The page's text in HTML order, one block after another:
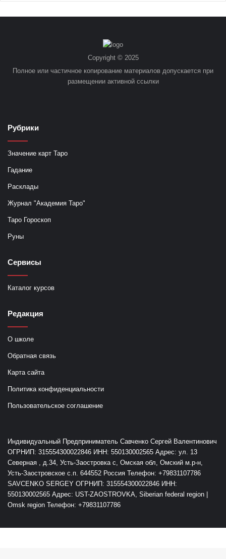
Copyright © 2025
Полное или частичное копирование материалов допускается при
размещении активной ссылки
Рубрики
Значение карт Таро
Гадание
Расклады
Журнал "Академия Таро"
Таро Гороскоп
Руны
Сервисы
Каталог курсов
Редакция
О школе
Обратная связь
Карта сайта
Политика конфиденциальности
Пользовательское соглашение
Индивидуальный Предприниматель Савченко Сергей Валентинович
ОГРНИП: 315554300022846 ИНН: 550130002565 Адрес: ул. 13
Северная , д.34, Усть-Заостровка с, Омская обл, Омский м.р-н,
Усть-Заостровское с.п. 644552 Россия Телефон: +79831107786
SAVCENKO SERGEY ОГРНИП: 315554300022846 ИНН:
550130002565 Адрес: UST-ZAOSTROVKA, Siberian federal region |
Omsk region Телефон: +79831107786